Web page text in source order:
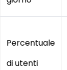
Percentuale
di utenti